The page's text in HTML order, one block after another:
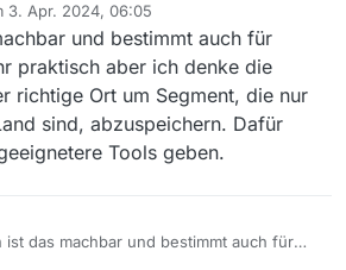
Möglichkeit geben (wenn ORF on das
Beiträge in MV zu listen? Es war
aus einzelnen Sendungen nur
der er einen interessiert.
3. Apr. 2024, 06:05
von
und bestimmt auch für
praktisch aber ich denke die
richtige Ort um Segment, die nur
sind, abzuspeichern. Dafür
Tools geben.
ist das machbar und bestimmt auch für